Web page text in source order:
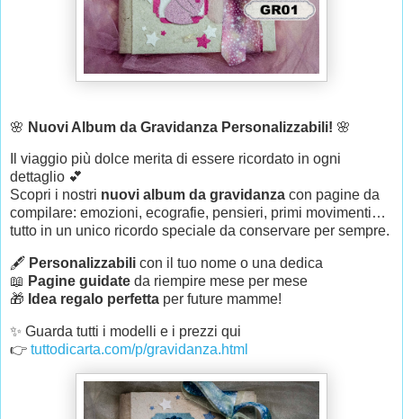
🌸 Nuovi Album da Gravidanza Personalizzabili! 🌸
Il viaggio più dolce merita di essere ricordato in ogni
dettaglio 💕
Scopri i nostri nuovi album da gravidanza con pagine da
compilare: emozioni, ecografie, pensieri, primi movimenti…
tutto in un unico ricordo speciale da conservare per sempre.
🖋️ Personalizzabili con il tuo nome o una dedica
📖 Pagine guidate da riempire mese per mese
🎁 Idea regalo perfetta per future mamme!
✨ Guarda tutti i modelli e i prezzi qui
👉 tuttodicarta.com/p/gravidanza.html